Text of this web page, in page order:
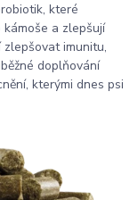
které
a zlepšují
zlepšovat imunitu,
doplňování
kterými dnes psi